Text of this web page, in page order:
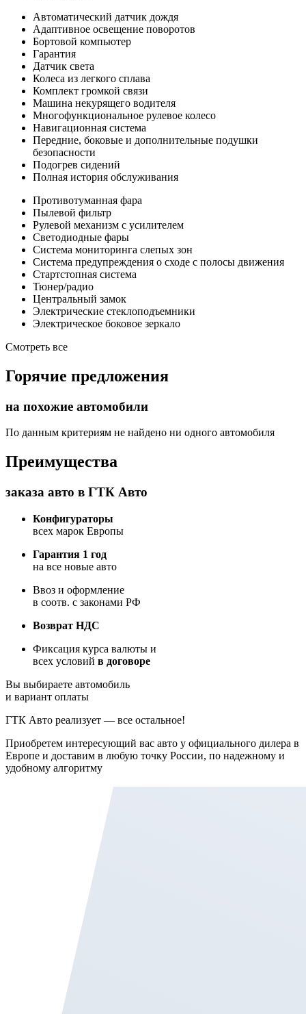
Автоматический датчик дождя
Адаптивное освещение поворотов
Бортовой компьютер
Гарантия
Датчик света
Колеса из легкого сплава
Комплект громкой связи
Машина некурящего водителя
Многофункциональное рулевое колесо
Навигационная система
Передние, боковые и дополнительные подушки
безопасности
Подогрев сидений
Полная история обслуживания
Противотуманная фара
Пылевой фильтр
Рулевой механизм с усилителем
Светодиодные фары
Система мониторинга слепых зон
Система предупреждения о сходе с полосы движения
Стартстопная система
Тюнер/радио
Центральный замок
Электрические стеклоподъемники
Электрическое боковое зеркало
Смотреть все
Горячие предложения
на похожие автомобили
По данным критериям не найдено ни одного автомобиля
Преимущества
заказа авто в ГТК Авто
Конфигураторы
всех марок Европы
Гарантия 1 год
на все новые авто
Ввоз и оформление
в соотв. с законами РФ
Возврат НДС
Фиксация курса валюты и
всех условий в договоре
Вы выбираете автомобиль
и вариант оплаты
ГТК Авто реализует — все остальное!
Приобретем интересующий вас авто у официального дилера в
Европе и доставим в любую точку России, по надежному и
удобному алгоритму